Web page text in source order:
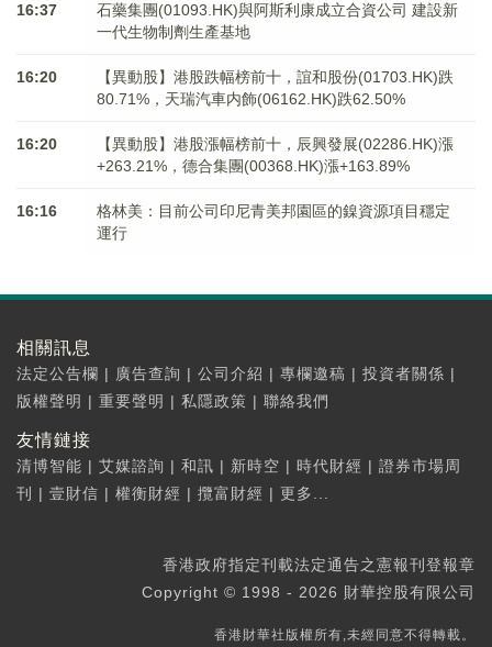
16:37
石藥集團(01093.HK)與阿斯利康成立合資公司 建設新
一代生物制劑生產基地
16:20
【異動股】港股跌幅榜前十，誼和股份(01703.HK)跌
80.71%，天瑞汽車内飾(06162.HK)跌62.50%
16:20
【異動股】港股漲幅榜前十，辰興發展(02286.HK)漲
+263.21%，德合集團(00368.HK)漲+163.89%
16:16
格林美：目前公司印尼青美邦園區的鎳資源項目穩定
運行
相關訊息
法定公告欄 | 廣告查詢 | 公司介紹 | 專欄邀稿 | 投資者關係 |
版權聲明 | 重要聲明 | 私隱政策 | 聯絡我們
友情鏈接
清博智能 | 艾媒諮詢 | 和訊 | 新時空 | 時代財經 | 證券市場周
刊
| 壹財信 | 權衡財經 | 攬富財經 | 更多...
香港政府指定刊載法定通告之憲報刊登報章
Copyright © 1998 - 2026 財華控股有限公司
香港財華社版權所有,未經同意不得轉載。